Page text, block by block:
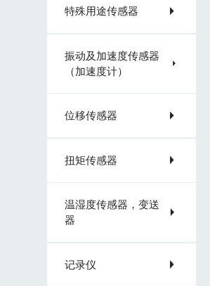
特殊用途传感器
振动及加速度传感器
（加速度计）
位移传感器
扭矩传感器
温湿度传感器，变送
器
记录仪